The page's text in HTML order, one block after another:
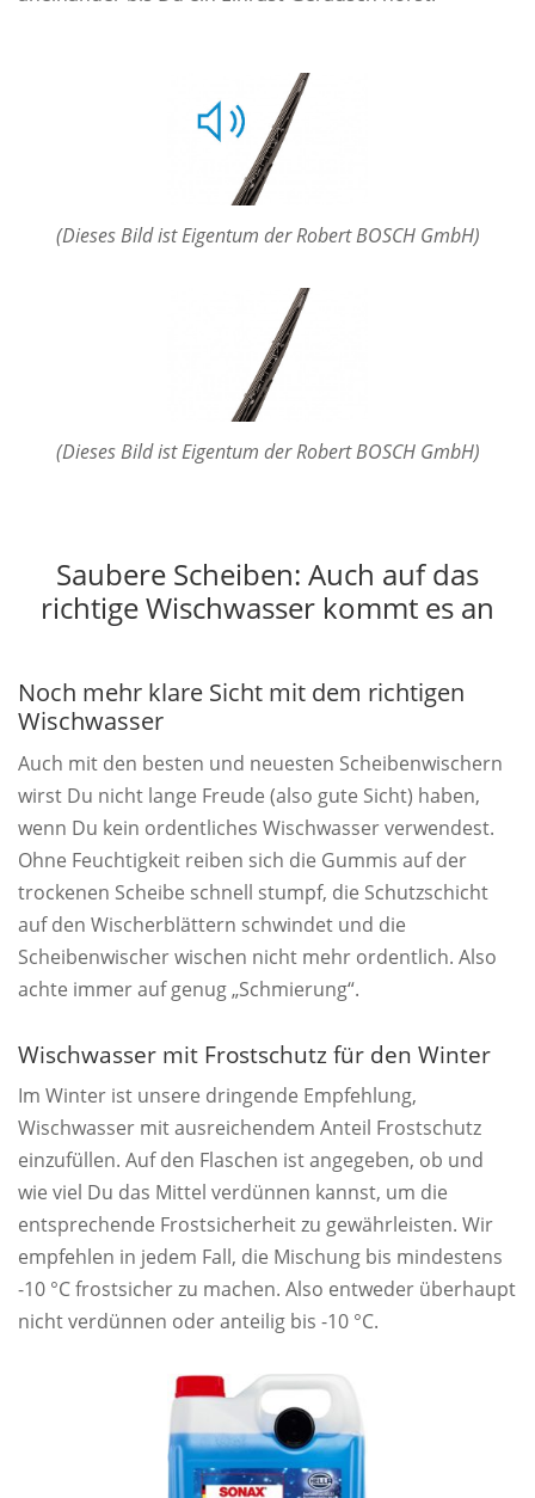
(Dieses Bild ist Eigentum der Robert BOSCH GmbH)
(Dieses Bild ist Eigentum der Robert BOSCH GmbH)
Saubere Scheiben: Auch auf das
richtige Wischwasser kommt es an
Noch mehr klare Sicht mit dem richtigen
Wischwasser
Auch mit den besten und neuesten Scheibenwischern
wirst Du nicht lange Freude (also gute Sicht) haben,
wenn Du kein ordentliches Wischwasser verwendest.
Ohne Feuchtigkeit reiben sich die Gummis auf der
trockenen Scheibe schnell stumpf, die Schutzschicht
auf den Wischerblättern schwindet und die
Scheibenwischer wischen nicht mehr ordentlich. Also
achte immer auf genug „Schmierung“.
Wischwasser mit Frostschutz für den Winter
Im Winter ist unsere dringende Empfehlung,
Wischwasser mit ausreichendem Anteil Frostschutz
einzufüllen. Auf den Flaschen ist angegeben, ob und
wie viel Du das Mittel verdünnen kannst, um die
entsprechende Frostsicherheit zu gewährleisten. Wir
empfehlen in jedem Fall, die Mischung bis mindestens
-10 °C frostsicher zu machen. Also entweder überhaupt
nicht verdünnen oder anteilig bis -10 °C.